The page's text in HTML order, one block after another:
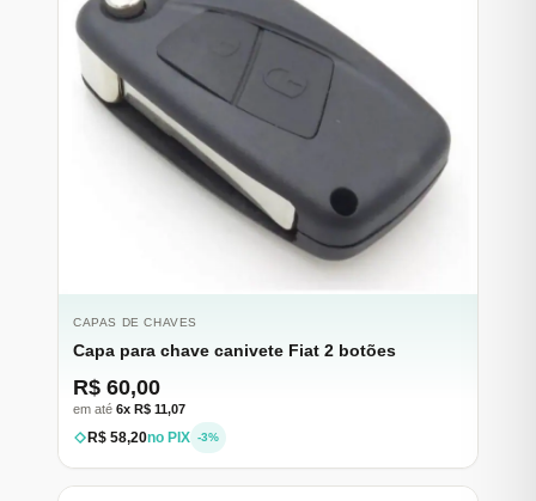
CAPAS DE CHAVES
Capa para chave canivete Fiat 2 botões
R$ 60,00
em até 6x R$ 11,07
R$ 58,20no PIX -3%